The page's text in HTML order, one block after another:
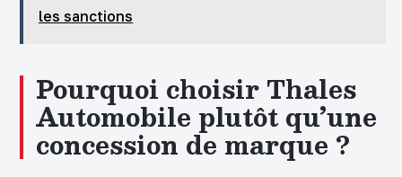
les sanctions
Pourquoi choisir Thales
Automobile plutôt qu’une
concession de marque ?